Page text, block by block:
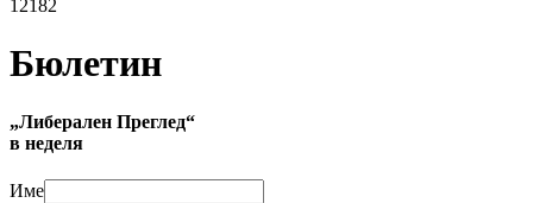
12182
Бюлетин
„Либерален Преглед“
в неделя
Име